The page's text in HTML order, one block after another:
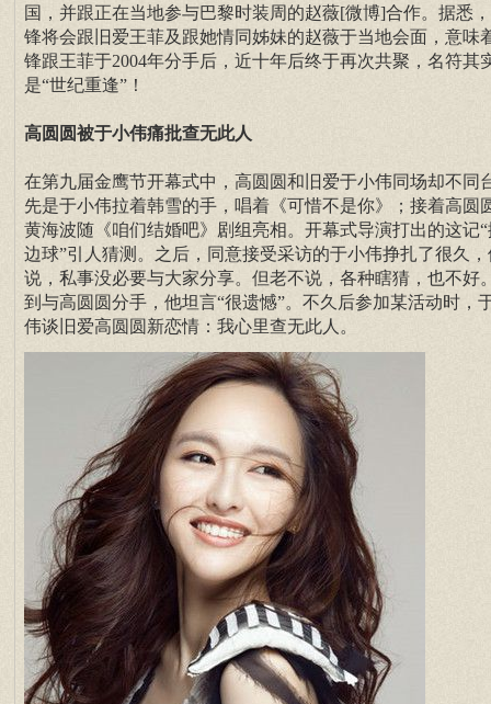
国，并跟正在当地参与巴黎时装周的赵薇[微博]合作。据悉
锋将会跟旧爱王菲及跟她情同姊妹的赵薇于当地会面，意味
锋跟王菲于2004年分手后，近十年后终于再次共聚，名符其
是“世纪重逢”！
高圆圆被于小伟痛批查无此人
在第九届金鹰节开幕式中，高圆圆和旧爱于小伟同场却不同
先是于小伟拉着韩雪的手，唱着《可惜不是你》；接着高圆
黄海波随《咱们结婚吧》剧组亮相。开幕式导演打出的这记“
边球”引人猜测。之后，同意接受采访的于小伟挣扎了很久，
说，私事没必要与大家分享。但老不说，各种瞎猜，也不好
到与高圆圆分手，他坦言“很遗憾”。不久后参加某活动时，
伟谈旧爱高圆圆新恋情：我心里查无此人。